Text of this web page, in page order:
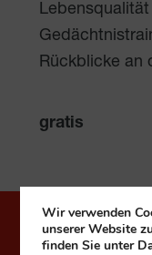
Rückblicke an
gratis
Häuser
Wir verwenden
unserer Website
finden Sie unter